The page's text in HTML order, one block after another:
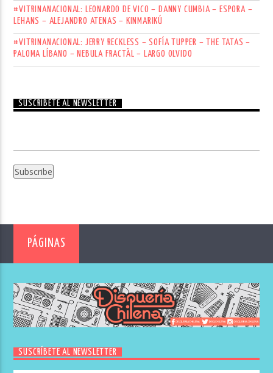
#VITRINANACIONAL: LEONARDO DE VICO – DANNY CUMBIA – ESPORA –
LEHANS – ALEJANDRO ATENAS – KINMARIKÚ
#VITRINANACIONAL: JERRY RECKLESS – SOFÍA TUPPER – THE TATAS –
PALOMA LÍBANO – NEBULA FRACTÄL – LARGO OLVIDO
SUSCRÍBETE AL NEWSLETTER
PÁGINAS
SUSCRÍBETE AL NEWSLETTER